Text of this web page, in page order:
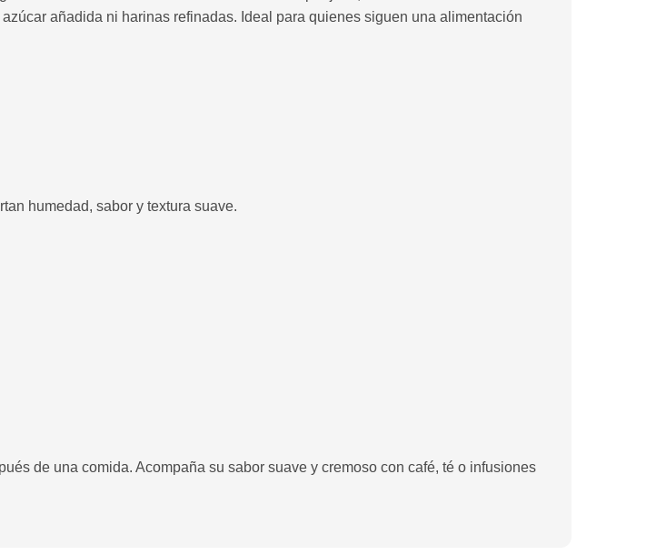
añadida ni harinas refinadas. Ideal para quienes siguen una alimentación
humedad, sabor y textura suave.
de una comida. Acompaña su sabor suave y cremoso con café, té o infusiones